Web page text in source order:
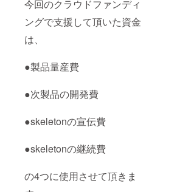
今回のクラウドファンディ
ングで支援して頂いた資金
は、
●製品量産費
●次製品の開発費
●skeletonの宣伝費
●skeletonの継続費
の4つに使用させて頂きま